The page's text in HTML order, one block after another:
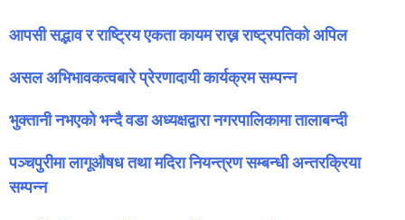
आपसी सद्भाव र राष्ट्रिय एकता कायम राख्न राष्ट्रपतिको अपिल
असल अभिभावकत्वबारे प्रेरणादायी कार्यक्रम सम्पन्न
भुक्तानी नभएको भन्दै वडा अध्यक्षद्वारा नगरपालिकामा तालाबन्दी
पञ्चपुरीमा लागूऔषध तथा मदिरा नियन्त्रण सम्बन्धी अन्तरक्रिया
सम्पन्न